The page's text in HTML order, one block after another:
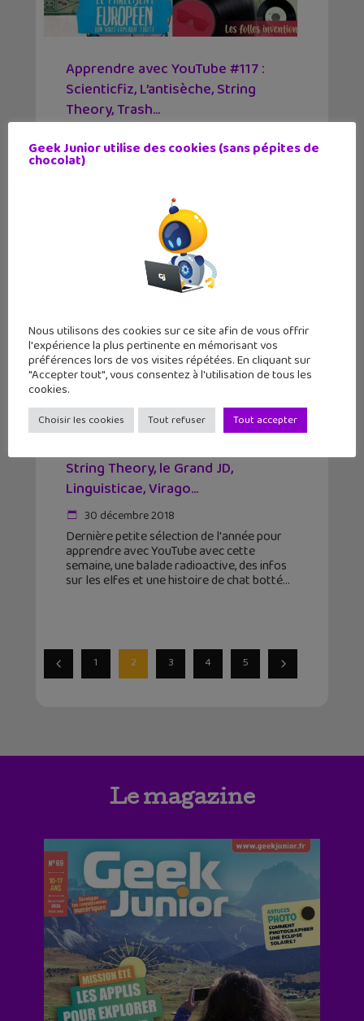
Apprendre avec YouTube #117 :
Scienticfiz, L’antisèche, String
Theory, Trash…
Cartographie, politique, philosophie,
astronomie, mathématiques, anglais
String Theory, le Grand JD,
Linguisticae, Virago…
30 décembre 2018
Dernière petite sélection de l'année pour
apprendre avec YouTube avec cette
semaine, une balade radioactive, des infos
sur les elfes et une histoire de chat botté
1 2 3 4 5
Le magazine
Geek Junior utilise des cookies (sans pépites de
chocolat)
Nous utilisons des cookies sur ce site afin de vous offrir
l'expérience la plus pertinente en mémorisant vos
préférences lors de vos visites répétées. En cliquant sur
"Accepter tout", vous consentez à l'utilisation de tous les
cookies.
Choisir les cookies Tout refuser Tout accepter